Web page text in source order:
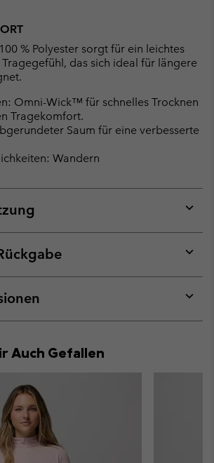
% Polyester sorgt für ein leichtes
das sich ideal für längere
Omni-Wick™ für schnelles Trocknen
Tragekomfort.
Saum für eine verbesserte
Wandern
or
or
or
Auch Gefallen